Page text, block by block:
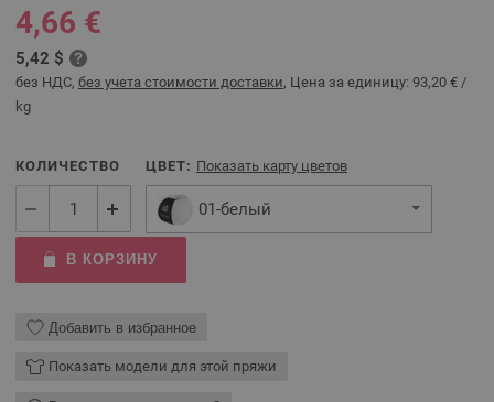
4,66 €
5,42 $
без НДС, без учета стоимости доставки, Цена за единицу: 93,20 € /
kg
КОЛИЧЕСТВО ЦВЕТ: Показать карту цветов
01-белый
В КОРЗИНУ
Добавить в избранное
Показать модели для этой пряжи